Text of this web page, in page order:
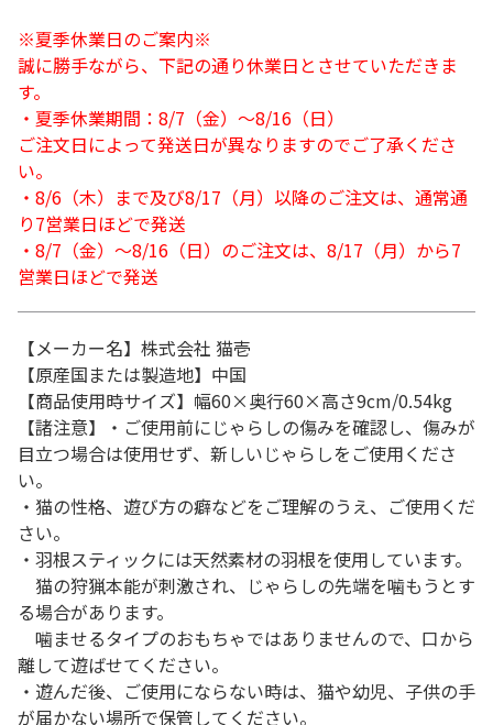
※夏季休業日のご案内※
誠に勝手ながら、下記の通り休業日とさせていただきま
す。
・夏季休業期間：8/7（金）～8/16（日）
ご注文日によって発送日が異なりますのでご了承くださ
い。
・8/6（木）まで及び8/17（月）以降のご注文は、通常通
り7営業日ほどで発送
・8/7（金）～8/16（日）のご注文は、8/17（月）から7
営業日ほどで発送
【メーカー名】株式会社 猫壱
【原産国または製造地】中国
【商品使用時サイズ】幅60×奥行60×高さ9cm/0.54kg
【諸注意】・ご使用前にじゃらしの傷みを確認し、傷みが
目立つ場合は使用せず、新しいじゃらしをご使用くださ
い。
・猫の性格、遊び方の癖などをご理解のうえ、ご使用くだ
さい。
・羽根スティックには天然素材の羽根を使用しています。
猫の狩猟本能が刺激され、じゃらしの先端を噛もうとす
る場合があります。
噛ませるタイプのおもちゃではありませんので、口から
離して遊ばせてください。
・遊んだ後、ご使用にならない時は、猫や幼児、子供の手
が届かない場所で保管してください。